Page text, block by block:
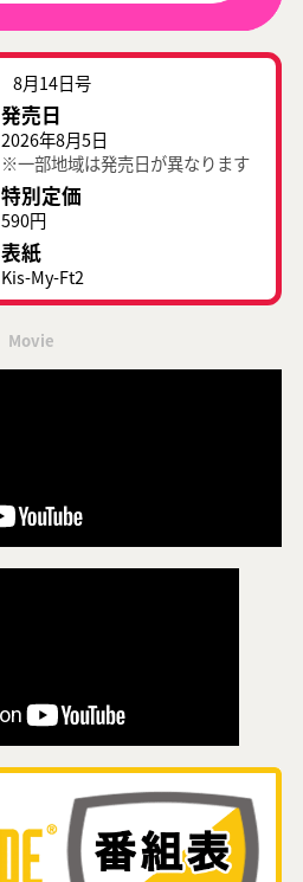
8月14日号
発売日
2026年8月5日
※一部地域は発売日が異なります
特別定価
590円
表紙
Kis-My-Ft2
Movie